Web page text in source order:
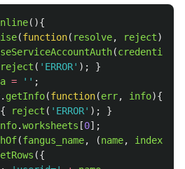
(){
(function( resolve, reject){
(credentials
reject ( ' ERROR' );
}
= '' ;
. getInfo(function(err, info){
{ reject ( ' ERROR' );
}
.worksheets [0];
(fangus_name, (name, index
({